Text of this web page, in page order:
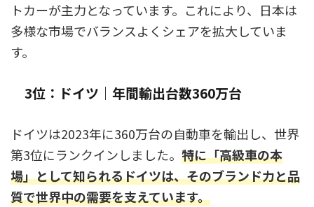
トカーが主力となっています。これにより、日本は
多様な市場でバランスよくシェアを拡大していま
す。
3位：ドイツ｜年間輸出台数360万台
ドイツは2023年に360万台の自動車を輸出し、世界
第3位にランクインしました。 特に「高級車の本
場」として知られるドイツは、そのブランド力と品
質で世界中の需要を支えています。